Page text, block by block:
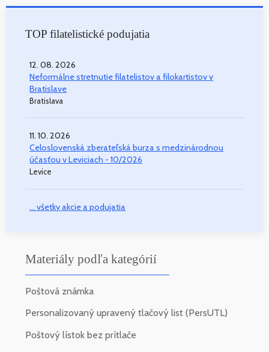
TOP filatelistické podujatia
12. 08. 2026
Neformálne stretnutie filatelistov a filokartistov v
Bratislave
Bratislava
11. 10. 2026
Celoslovenská zberateľská burza s medzinárodnou
účasťou v Leviciach - 10/2026
Levice
... všetky akcie a podujatia
Materiály podľa kategórií
Poštová známka
Personalizovaný upravený tlačový list (PersUTL)
Poštový lístok bez prítlače